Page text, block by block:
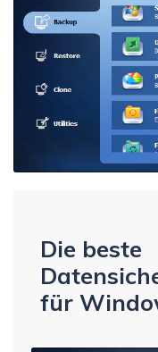
Die beste
für